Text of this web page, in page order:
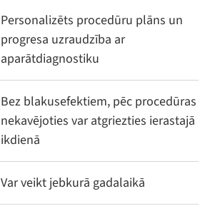
Personalizēts procedūru plāns un
progresa uzraudzība ar
aparātdiagnostiku
Bez blakusefektiem, pēc procedūras
nekavējoties var atgriezties ierastajā
ikdienā
Var veikt jebkurā gadalaikā